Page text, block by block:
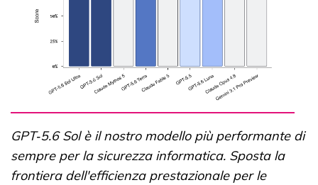
GPT‑5.6 Sol è il nostro modello più performante di
sempre per la sicurezza informatica. Sposta la
frontiera dell'efficienza prestazionale per le